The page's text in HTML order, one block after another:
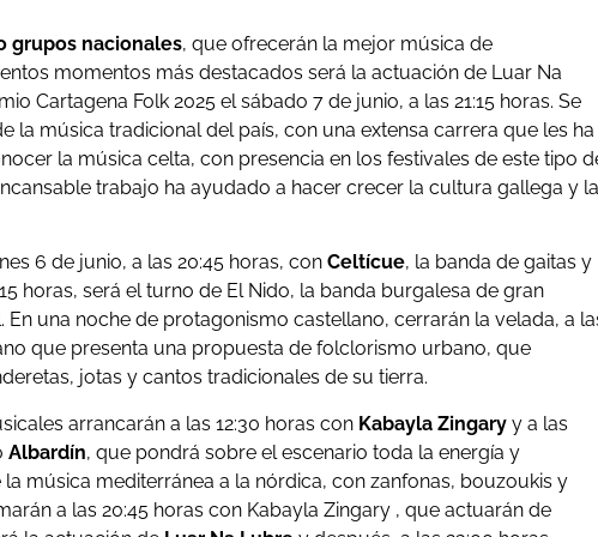
grupos nacionales, que ofrecerán la mejor música de
momentos más destacados será la actuación de Luar Na
Cartagena Folk 2025 el sábado 7 de junio, a las 21:15 horas. Se
la música tradicional del país, con una extensa carrera que les ha
la música celta, con presencia en los festivales de este tipo
trabajo ha ayudado a hacer crecer la cultura gallega y la
6 de junio, a las 20:45 horas, con Celtícue, la banda de gaitas y
horas, será el turno de El Nido, la banda burgalesa de gran
una noche de protagonismo castellano, cerrarán la velada, a
que presenta una propuesta de folclorismo urbano, que
jotas y cantos tradicionales de su tierra.
arrancarán a las 12:30 horas con Kabayla Zingary y a las
Albardín, que pondrá sobre el escenario toda la energía y
música mediterránea a la nórdica, con zanfonas, bouzoukis y
a las 20:45 horas con Kabayla Zingary , que actuarán de